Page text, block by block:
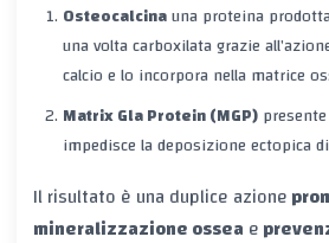
Osteocalcinauna proteina
una volta carboxilata grazie
calcio e lo incorpora nella matrice
Matrix Gla Protein (MGP)
impedisce la deposizione ectopica
Il risultato è una duplice azione
mineralizzazione ossea e